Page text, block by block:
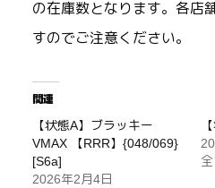
の在庫数となります。各店
すのでご注意ください。
関連
【状態A】ブラッキー
VMAX 【RRR】{048/069}
[S6a]
2026年2月4日